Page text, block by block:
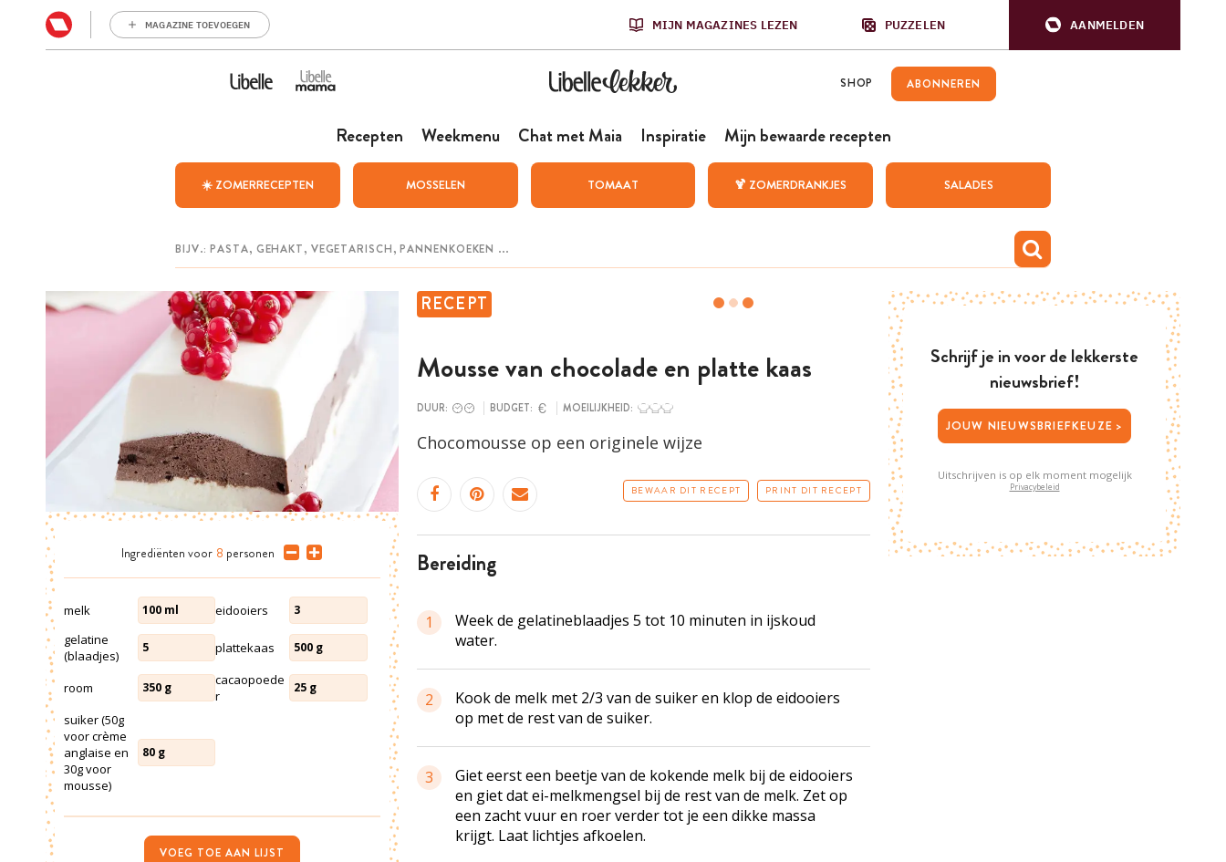
MAGAZINE TOEVOEGEN MIJN MAGAZINES LEZEN PUZZELEN AANMELDEN
SHOP ABONNEREN
Recepten Weekmenu Chat met Maia Inspiratie Mijn bewaarde recepten
☀️ ZOMERRECEPTEN MOSSELEN TOMAAT 🍹 ZOMERDRANKJES SALADES
RECEPT
Mousse van chocolade en platte kaas
DUUR: BUDGET: MOEILIJKHEID:
Chocomousse op een originele wijze
BEWAAR DIT RECEPT PRINT DIT RECEPT
bereiding
1
Week de gelatineblaadjes 5 tot 10 minuten in ijskoud
water.
2 Kook de melk met 2/3 van de suiker en klop de eidooiers
op met de rest van de suiker.
3 Giet eerst een beetje van de kokende melk bij de eidooiers
en giet datei-melkmengsel bij de rest van de melk. Zet op
een zacht vuur en roer verder tot je een dikke massa
krijgt. Laat lichtjes afkoelen.
Ingrediënten voor 8 personen
melk 100 ml eidooiers 3
gelatine
(blaadjes)
5 plattekaas 500 g
room 350 g
cacaopoede
r
25 g
suiker (50g
voor crème
anglaise en
30g voor
mousse)
80 g
VOEG TOE AAN LIJST
Schrijf je in voor de lekkerste
nieuwsbrief!
JOUW NIEUWSBRIEFKEUZE >
Uitschrijven is op elk moment mogelijk
Privacybeleid